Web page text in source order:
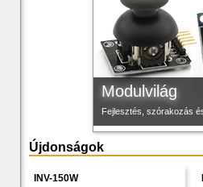
Modulvilág
Fejlesztés, szórakozás
Újdonságok
INV-150W